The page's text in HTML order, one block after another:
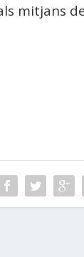
mitjans